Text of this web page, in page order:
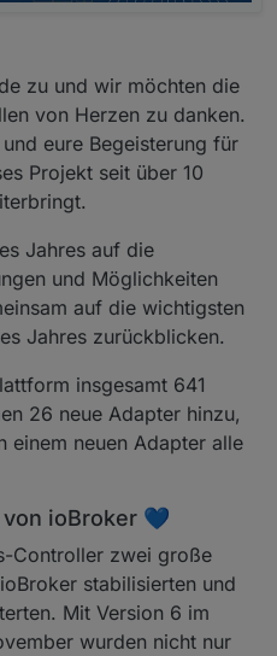
zu und wir möchten die
von Herzen zu danken.
eure Begeisterung für
Projekt seit über 10
Jahres auf die
und Möglichkeiten
auf die wichtigsten
Jahres zurückblicken.
insgesamt 641
26 neue Adapter hinzu,
einem neuen Adapter alle
ioBroker 💙
Controller zwei große
stabilisierten und
Mit Version 6 im
wurden nicht nur